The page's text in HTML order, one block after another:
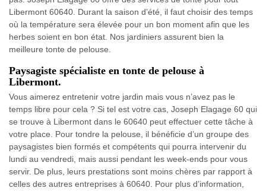
Libermont 60640. Durant la saison d’été, il faut choisir des temps
où la température sera élevée pour un bon moment afin que les
herbes soient en bon état. Nos jardiniers assurent bien la
meilleure tonte de pelouse.
Paysagiste spécialiste en tonte de pelouse à
Libermont.
Vous aimerez entretenir votre jardin mais vous n’avez pas le
temps libre pour cela ? Si tel est votre cas, Joseph Elagage 60 qui
se trouve à Libermont dans le 60640 peut effectuer cette tâche à
votre place. Pour tondre la pelouse, il bénéficie d’un groupe des
paysagistes bien formés et compétents qui pourra intervenir du
lundi au vendredi, mais aussi pendant les week-ends pour vous
servir. De plus, leurs prestations sont moins chères par rapport à
celles des autres entreprises à 60640. Pour plus d’information,